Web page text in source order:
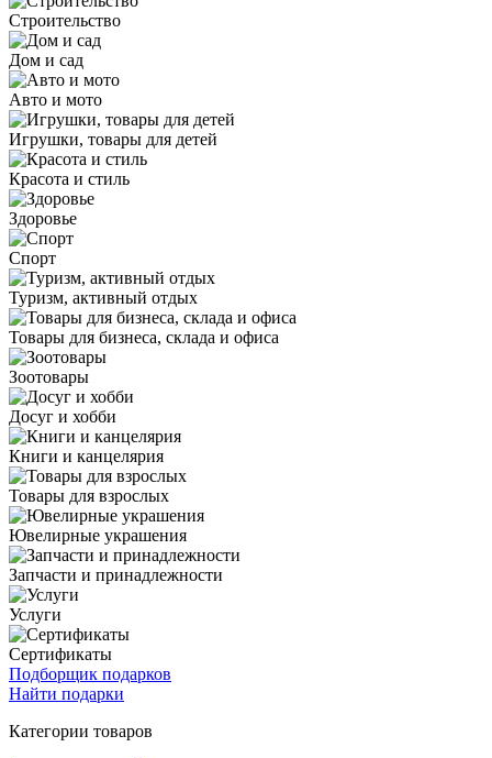
Строительство
Дом и сад
Авто и мото
Игрушки, товары для детей
Красота и стиль
Здоровье
Спорт
Туризм, активный отдых
Товары для бизнеса, склада и офиса
Зоотовары
Досуг и хобби
Книги и канцелярия
Товары для взрослых
Ювелирные украшения
Запчасти и принадлежности
Услуги
Сертификаты
Подборщик подарков
Найти подарки
Категории товаров